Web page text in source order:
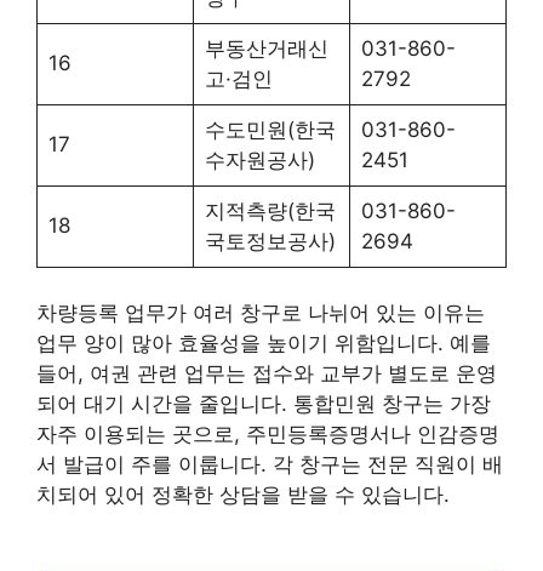
16
부동산거래신
고·검인
031-860-
2792
17
수도민원(한국
수자원공사)
031-860-
2451
18
지적측량(한국
국토정보공사)
031-860-
2694
차량등록 업무가 여러 창구로 나뉘어 있는 이유는
업무 양이 많아 효율성을 높이기 위함입니다. 예를
들어, 여권 관련 업무는 접수와 교부가 별도로 운영
되어 대기 시간을 줄입니다. 통합민원 창구는 가장
자주 이용되는 곳으로, 주민등록증명서나 인감증명
서 발급이 주를 이룹니다. 각 창구는 전문 직원이 배
치되어 있어 정확한 상담을 받을 수 있습니다.